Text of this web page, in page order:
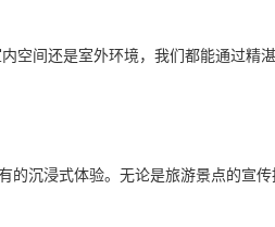
间还是室外环境，我们都能通过精
沉浸式体验。无论是旅游景点的宣传